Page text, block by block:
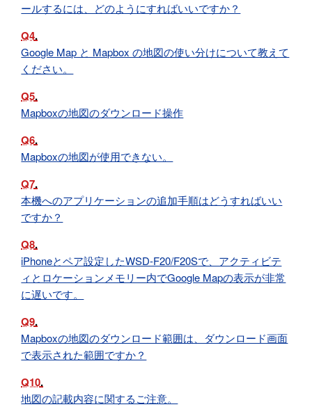
ールするには、どのようにすればいいですか？
Q4
Google Map と Mapbox の地図の使い分けについて教えて
ください。
Q5
Mapboxの地図のダウンロード操作
Q6
Mapboxの地図が使用できない。
Q7
本機へのアプリケーションの追加手順はどうすればいい
ですか？
Q8
iPhoneとペア設定したWSD-F20/F20Sで、アクティビテ
ィとロケーションメモリー内でGoogle Mapの表示が非常
に遅いです。
Q9
Mapboxの地図のダウンロード範囲は、ダウンロード画面
で表示された範囲ですか？
Q10
地図の記載内容に関するご注意。